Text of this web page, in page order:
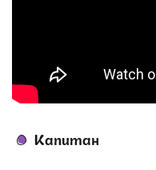
Капитан